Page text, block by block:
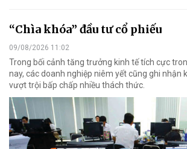
“Chìa khóa” đầu tư cổ phiếu
09/08/2026 11:02
Trong bối cảnh tăng trưởng kinh tế tích cực
nay, các doanh nghiệp niêm yết cũng ghi nhận
vượt trội bấp chấp nhiều thách thức.